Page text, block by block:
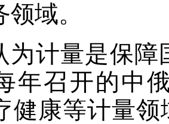
域。
为计量是保
年召开的中
健康等计量